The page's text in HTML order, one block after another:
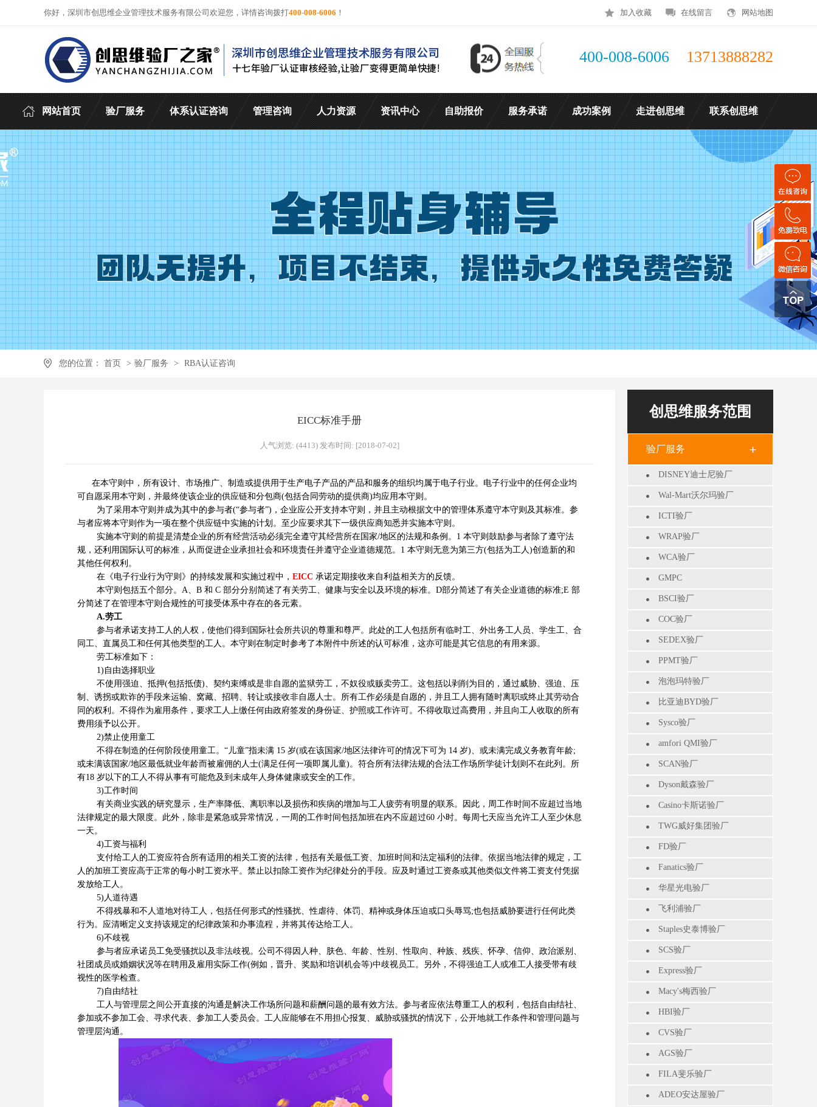
加入收藏 在线留言 网站地图
你好，深圳市创思维企业管理技术服务有限公司欢迎您，详情咨询拨打400-008-6006 ！
400-008-6006 13713888282
网站首页 验厂服务 体系认证咨询 管理咨询 人力资源 资讯中心 自助报价 服务承诺 成功案例 走进创思维 联系创思维
您的位置： 首页 > 验厂服务 > RBA认证咨询
创思维服务范围
验厂服务
DISNEY迪士尼验厂
Wal-Mart沃尔玛验厂
ICTI验厂
WRAP验厂
WCA验厂
GMPC
BSCI验厂
COC验厂
SEDEX验厂
PPMT验厂
泡泡玛特验厂
比亚迪BYD验厂
Sysco验厂
amfori QMI验厂
SCAN验厂
Dyson戴森验厂
Casino卡斯诺验厂
TWG威好集团验厂
FD验厂
Fanatics验厂
华星光电验厂
飞利浦验厂
Staples史泰博验厂
SCS验厂
Express验厂
Macy's梅西验厂
HBI验厂
CVS验厂
AGS验厂
FILA斐乐验厂
ADEO安达屋验厂
EICC标准手册
人气浏览: (4413) 发布时间: [2018-07-02]
在本守则中，所有设计、市场推广、制造或提供用于生产电子产品的产品和服务的组织均属于电子行业。电子行业中的任何企业均
可自愿采用本守则，并最终使该企业的供应链和分包商(包括合同劳动的提供商)均应用本守则。
为了采用本守则并成为其中的参与者(“参与者”)，企业应公开支持本守则，并且主动根据文中的管理体系遵守本守则及其标准。参
与者应将本守则作为一项在整个供应链中实施的计划。至少应要求其下一级供应商知悉并实施本守则。
实施本守则的前提是清楚企业的所有经营活动必须完全遵守其经营所在国家/地区的法规和条例。1 本守则鼓励参与者除了遵守法
规，还利用国际认可的标准，从而促进企业承担社会和环境责任并遵守企业道德规范。1 本守则无意为第三方(包括为工人)创造新的和
其他任何权利。
在《电子行业行为守则》的持续发展和实施过程中， EICC 承诺定期接收来自利益相关方的反馈。
本守则包括五个部分。A、B 和 C 部分分别简述了有关劳工、健康与安全以及环境的标准。D部分简述了有关企业道德的标准;E 部
分简述了在管理本守则合规性的可接受体系中存在的各元素。
A.劳工
参与者承诺支持工人的人权，使他们得到国际社会所共识的尊重和尊严。此处的工人包括所有临时工、外出务工人员、学生工、合
同工、直属员工和任何其他类型的工人。本守则在制定时参考了本附件中所述的认可标准，这亦可能是其它信息的有用来源。
劳工标准如下：
1)自由选择职业
不使用强迫、抵押(包括抵债)、契约束缚或是非自愿的监狱劳工，不奴役或贩卖劳工。这包括以剥削为目的，通过威胁、强迫、压
制、诱拐或欺诈的手段来运输、窝藏、招聘、转让或接收非自愿人士。所有工作必须是自愿的，并且工人拥有随时离职或终止其劳动合
同的权利。不得作为雇用条件，要求工人上缴任何由政府签发的身份证、护照或工作许可。不得收取过高费用，并且向工人收取的所有
费用须予以公开。
2)禁止使用童工
不得在制造的任何阶段使用童工。“儿童”指未满 15 岁(或在该国家/地区法律许可的情况下可为 14 岁)、或未满完成义务教育年龄;
或未满该国家/地区最低就业年龄而被雇佣的人士(满足任何一项即属儿童)。符合所有法律法规的合法工作场所学徒计划则不在此列。所
有18 岁以下的工人不得从事有可能危及到未成年人身体健康或安全的工作。
3)工作时间
有关商业实践的研究显示，生产率降低、离职率以及损伤和疾病的增加与工人疲劳有明显的联系。因此，周工作时间不应超过当地
法律规定的最大限度。此外，除非是紧急或异常情况，一周的工作时间包括加班在内不应超过60 小时。每周七天应当允许工人至少休息
一天。
4)工资与福利
支付给工人的工资应符合所有适用的相关工资的法律，包括有关最低工资、加班时间和法定福利的法律。依据当地法律的规定，工
人的加班工资应高于正常的每小时工资水平。禁止以扣除工资作为纪律处分的手段。应及时通过工资条或其他类似文件将工资支付凭据
发放给工人。
5)人道待遇
不得残暴和不人道地对待工人，包括任何形式的性骚扰、性虐待、体罚、精神或身体压迫或口头辱骂;也包括威胁要进行任何此类
行为。应清晰定义支持该规定的纪律政策和办事流程，并将其传达给工人。
6)不歧视
参与者应承诺员工免受骚扰以及非法歧视。公司不得因人种、肤色、年龄、性别、性取向、种族、残疾、怀孕、信仰、政治派别、
社团成员或婚姻状况等在聘用及雇用实际工作(例如，晋升、奖励和培训机会等)中歧视员工。另外，不得强迫工人或准工人接受带有歧
视性的医学检查。
7)自由结社
工人与管理层之间公开直接的沟通是解决工作场所问题和薪酬问题的最有效方法。参与者应依法尊重工人的权利，包括自由结社、
参加或不参加工会、寻求代表、参加工人委员会。工人应能够在不用担心报复、威胁或骚扰的情况下，公开地就工作条件和管理问题与
管理层沟通。